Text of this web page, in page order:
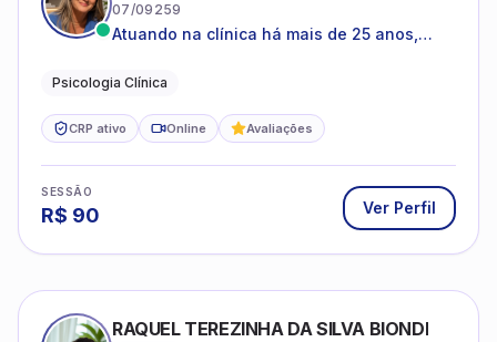
07/09259
Atuando na clínica há mais de 25 anos,
estruturas, com experiência em
Psicologia Clínica
CRP ativo Online Avaliações
SESSÃO
R$ 90 Ver Perfil
RAQUEL TEREZINHA DA SILVA BIONDI